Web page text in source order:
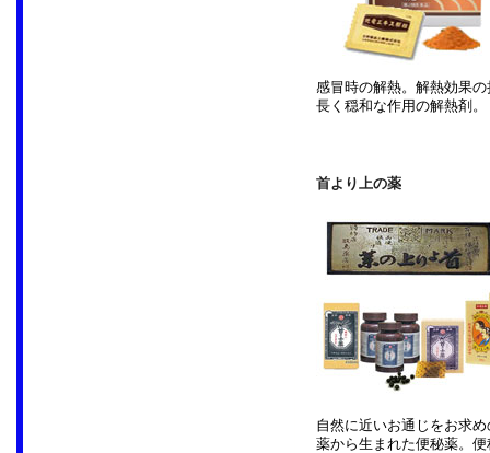
感冒時の解熱。解熱効果
長く穏和な作用の解熱剤。
首より上の薬
自然に近いお通じをお求
薬から生まれた便秘薬。